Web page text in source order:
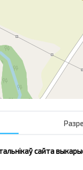
сайта